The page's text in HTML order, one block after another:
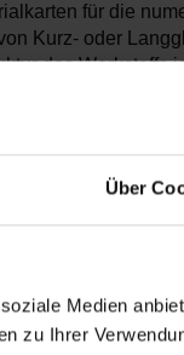
Über
Medien
zu Ihrer
für die
Kurz- oder
des Werkstoffs
einer
entwickelt,
mechanische
(virgin,